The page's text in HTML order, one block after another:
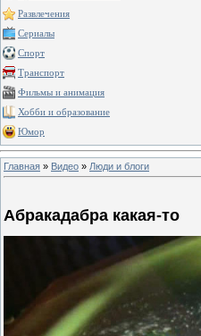
Развлечения
Сериалы
Спорт
Транспорт
Фильмы и анимация
Хобби и образование
Юмор
Главная » Видео » Люди и блоги
Абракадабра какая-то